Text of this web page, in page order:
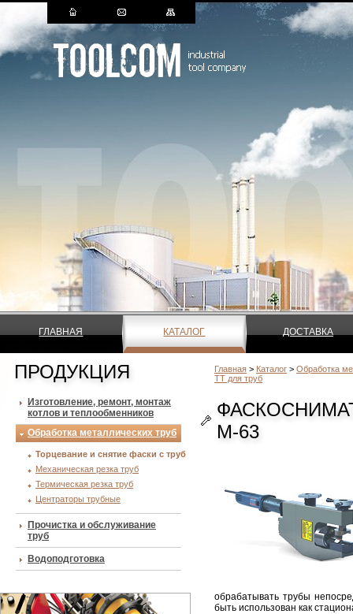
ГЛАВНАЯ КАТАЛОГ ДОСТАВКА
ПРОДУКЦИЯ
Изготовление, ремонт, монтаж
котлов и теплообменников
Обработка металлических труб
Торцевание и снятие фаски с труб
Механическая резка труб
Термическая резка труб
Центраторы трубные
Прочистка и обслуживание
труб
Водоподготовка
Главная > Каталог > Обработка
ТТ для труб
М-63
обрабатывать трубы
быть использован как